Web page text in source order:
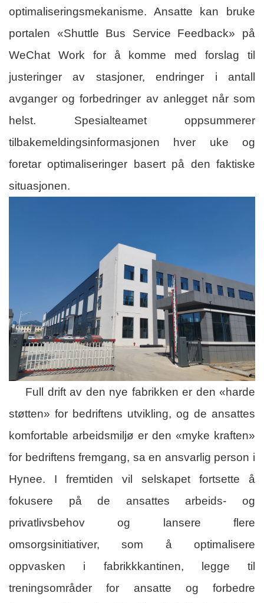
optimaliseringsmekanisme. Ansatte kan bruke
portalen «Shuttle Bus Service Feedback» på
WeChat Work for å komme med forslag til
justeringer av stasjoner, endringer i antall
avganger og forbedringer av anlegget når som
helst. Spesialteamet oppsummerer
tilbakemeldingsinformasjonen hver uke og
foretar optimaliseringer basert på den faktiske
situasjonen.
Full drift av den nye fabrikken er den «harde
støtten» for bedriftens utvikling, og de ansattes
komfortable arbeidsmiljø er den «myke kraften»
for bedriftens fremgang, sa en ansvarlig person i
Hynee. I fremtiden vil selskapet fortsette å
fokusere på de ansattes arbeids- og
privatlivsbehov og lansere flere
omsorgsinitiativer, som å optimalisere
oppvasken i fabrikkkantinen, legge til
treningsområder for ansatte og forbedre